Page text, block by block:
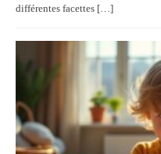
différentes facettes […]